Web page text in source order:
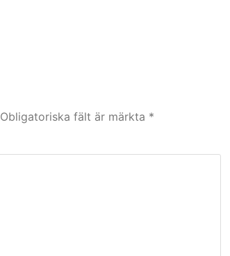
Obligatoriska fält är märkta *